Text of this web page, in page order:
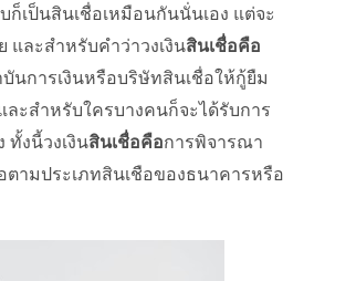
เป็นสินเชื่อเหมือนกันนั่นเอง แต่จะ
ละสำหรับคำว่าวงเงินสินเชื่อคือ
นการเงินหรือบริษัทสินเชื่อให้กู้ยืม
ละสำหรับใครบางคนก็จะได้รับการ
งนี้วงเงินสินเชื่อคือการพิจารณา
ามประเภทสินเชือของธนาคารหรือ